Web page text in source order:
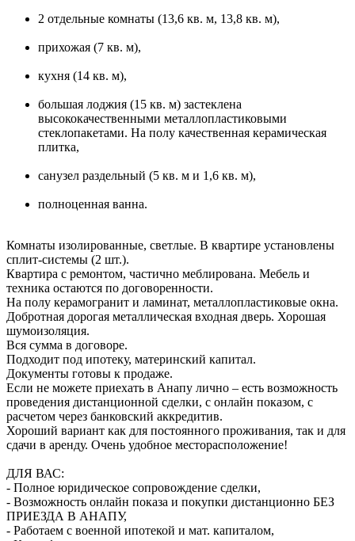
2 отдельные комнаты (13,6 кв. м, 13,8 кв. м),
прихожая (7 кв. м),
кухня (14 кв. м),
большая лоджия (15 кв. м) застеклена
высококачественными металлопластиковыми
стеклопакетами. На полу качественная керамическая
плитка,
санузел раздельный (5 кв. м и 1,6 кв. м),
полноценная ванна.
Комнаты изолированные, светлые. В квартире установлены
сплит-системы (2 шт.).
Квартира с ремонтом, частично меблирована. Мебель и
техника остаются по договоренности.
На полу керамогранит и ламинат, металлопластиковые окна.
Добротная дорогая металлическая входная дверь. Хорошая
шумоизоляция.
Вся сумма в договоре.
Подходит под ипотеку, материнский капитал.
Документы готовы к продаже.
Если не можете приехать в Анапу лично – есть возможность
проведения дистанционной сделки, с онлайн показом, с
расчетом через банковский аккредитив.
Хороший вариант как для постоянного проживания, так и для
сдачи в аренду. Очень удобное месторасположение!
ДЛЯ ВАС:
- Полное юридическое сопровождение сделки,
- Возможность онлайн показа и покупки дистанционно БЕЗ
ПРИЕЗДА В АНАПУ,
- Работаем с военной ипотекой и мат. капиталом,